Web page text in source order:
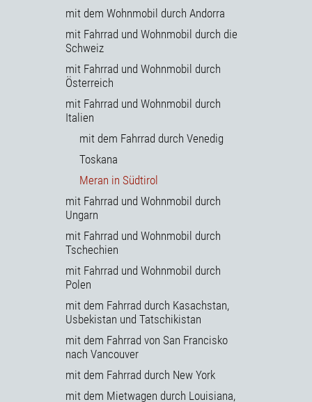
mit dem Wohnmobil durch Andorra
mit Fahrrad und Wohnmobil durch die
Schweiz
mit Fahrrad und Wohnmobil durch
Österreich
mit Fahrrad und Wohnmobil durch
Italien
mit dem Fahrrad durch Venedig
Toskana
Meran in Südtirol
mit Fahrrad und Wohnmobil durch
Ungarn
mit Fahrrad und Wohnmobil durch
Tschechien
mit Fahrrad und Wohnmobil durch
Polen
mit dem Fahrrad durch Kasachstan,
Usbekistan und Tatschikistan
mit dem Fahrrad von San Francisko
nach Vancouver
mit dem Fahrrad durch New York
mit dem Mietwagen durch Louisiana,